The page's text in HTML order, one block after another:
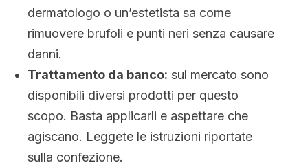
dermatologo o un’estetista sa come
rimuovere brufoli e punti neri senza causare
danni.
Trattamento da banco: sul mercato sono
disponibili diversi prodotti per questo
scopo. Basta applicarli e aspettare che
agiscano. Leggete le istruzioni riportate
sulla confezione.